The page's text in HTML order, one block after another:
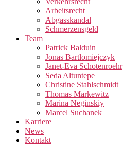
Arbeitsrecht
Abgasskandal
Schmerzensgeld
Team
Patrick Balduin
Jonas Bartlomiejczyk
Janet-Eva Schotenroehr
Seda Altuntepe
Christine Stahlschmidt
Thomas Markewitz
Marina Neginskiy
Marcel Suchanek
Karriere
News
Kontakt